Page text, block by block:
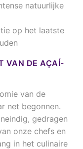
natuurlijke
op het laatste
VAN DE AÇAÍ-
van de
net begonnen.
gedragen
onze chefs en
in het culinaire